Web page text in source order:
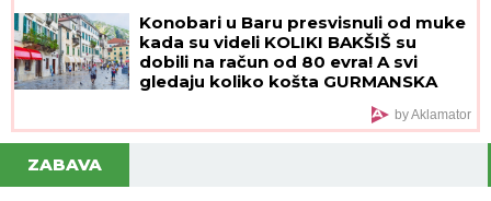
Konobari u Baru presvisnuli od muke
kada su videli KOLIKI BAKŠIŠ su
dobili na račun od 80 evra! A svi
gledaju koliko košta GURMANSKA
by Aklamator
ZABAVA